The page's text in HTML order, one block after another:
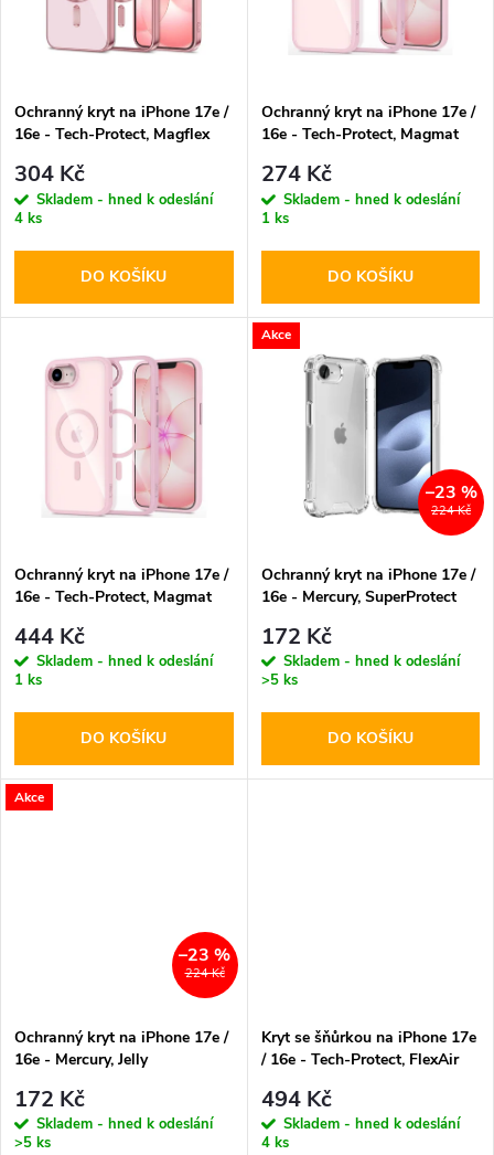
p
r
o
d
s
p
r
o
d
Ochranný kryt na iPhone 17e /
16e - Tech-Protect, Magflex
304 Kč
Skladem - hned k odeslání
4 ks
DO KOŠÍKU
Ochranný kryt na iPhone 17e /
16e - Tech-Protect, Magmat
274 Kč
Skladem - hned k odeslání
1 ks
DO KOŠÍKU
Ochranný kryt na iPhone 17e /
16e - Tech-Protect, Magmat
444 Kč
Skladem - hned k odeslání
1 ks
DO KOŠÍKU
Akce
224 Kč
–23 %
Ochranný kryt na iPhone 17e /
16e - Mercury, SuperProtect
172 Kč
Skladem - hned k odeslání
>5 ks
DO KOŠÍKU
Akce
224 Kč
–23 %
Ochranný kryt na iPhone 17e /
16e - Mercury, Jelly
172 Kč
Skladem - hned k odeslání
>5 ks
Kryt se šňůrkou na iPhone 17e
/ 16e - Tech-Protect, FlexAir
494 Kč
Skladem - hned k odeslání
4 ks